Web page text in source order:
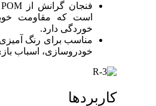
است که مقاومت
خوردگی دارد.
مناسب برای رنگ
خودروسازی، اسباب
کاربردها